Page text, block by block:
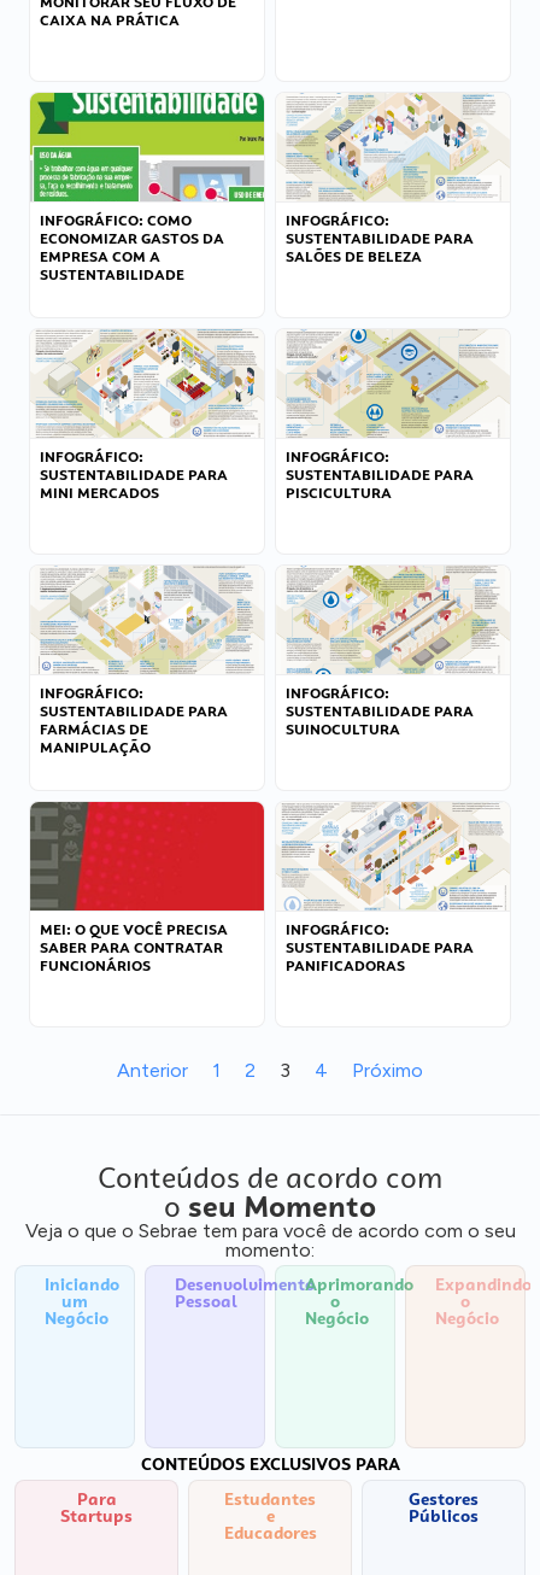
CAIXA NA PRÁTICA
INFOGRÁFICO: COMO
ECONOMIZAR GASTOS DA
EMPRESA COM A
SUSTENTABILIDADE
INFOGRÁFICO:
SUSTENTABILIDADE PARA
SALÕES DE BELEZA
INFOGRÁFICO:
SUSTENTABILIDADE PARA
MINI MERCADOS
INFOGRÁFICO:
SUSTENTABILIDADE PARA
PISCICULTURA
INFOGRÁFICO:
SUSTENTABILIDADE PARA
FARMÁCIAS DE
MANIPULAÇÃO
INFOGRÁFICO:
SUSTENTABILIDADE PARA
SUINOCULTURA
MEI: O QUE VOCÊ PRECISA
SABER PARA CONTRATAR
FUNCIONÁRIOS
INFOGRÁFICO:
SUSTENTABILIDADE PARA
PANIFICADORAS
Anterior 1 2 3 4 Próximo
Conteúdos de acordo com
o seu Momento
Veja o que o Sebrae tem para você de acordo com o seu
momento:
Iniciando
um
Negócio
Desenvolvimento
Pessoal
Aprimorando
o
Negócio
Expandindo
o
Negócio
CONTEÚDOS EXCLUSIVOS PARA
Para
Startups
Estudantes
e
Educadores
Gestores
Públicos